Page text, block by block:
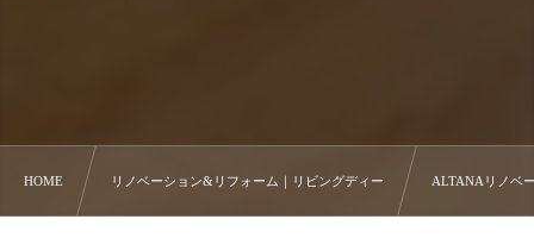
HOME リノベーション&リフォーム｜リビングディー ALTANAリノベ